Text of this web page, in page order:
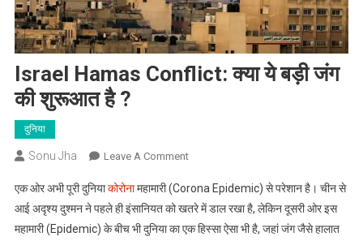
Israel Hamas Conflict: क्या ये बड़ी जंग
की शुरूआत है ?
दुनिया
Sonu Jha Leave A CommentOn
Hamas
Conflict:
क्या
एक ओर अभी पूरी दुनियाकोरोनामहामारी (Corona Epidemic) से परेशान है। चीन से
आई अदृश्य दुश्मन ने पहले ही इंसानियत को खतरे में डाल रखा है, लेकिन दूसरी ओर इस
महामारी (Epidemic) के बीच भी दुनिया का एक हिस्सा ऐसा भी है, जहां जंग जैसे हालात